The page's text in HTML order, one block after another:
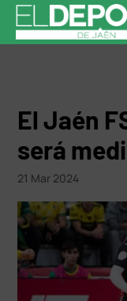
El Jaén
será
21 Mar 2024